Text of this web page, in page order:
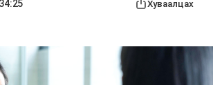
34:25 Хуваалцах